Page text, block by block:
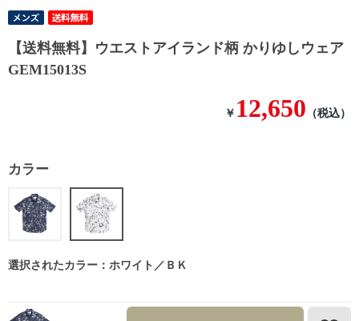
【送料無料】ウエストアイランド柄 かりゆしウェア
GEM15013S
￥ 12,650 （税込）
カラー
選択されたカラー：ホワイト／ＢＫ